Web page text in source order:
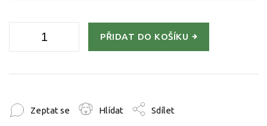
PŘIDAT DO KOŠÍKU
Zeptat se Hlídat Sdílet